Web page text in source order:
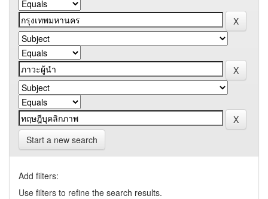
Start a new search
Add filters:
Use filters to refine the search results.